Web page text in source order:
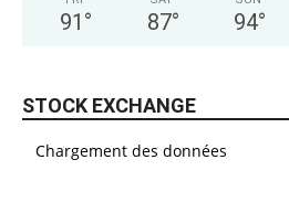
91 ° 87° 94°
STOCK EXCHANGE
Chargement des données